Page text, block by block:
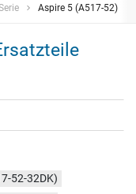
Aspire 5 (A517-52)
52-32DK)